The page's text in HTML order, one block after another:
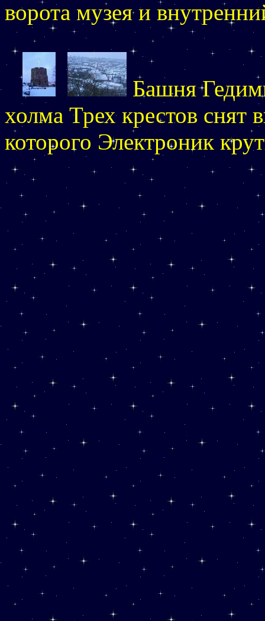
ворота музея и
Башня
холма Трех крестов снят
которого Электроник